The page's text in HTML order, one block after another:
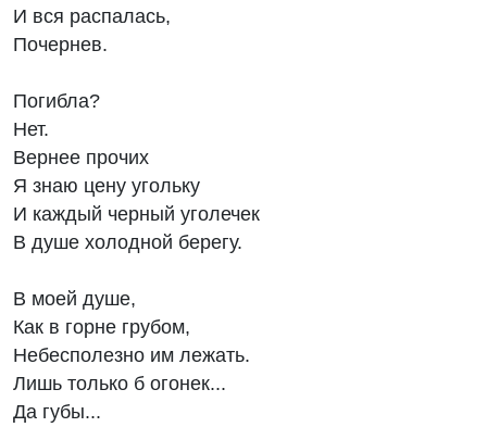
И вся распалась,
Почернев.
Погибла?
Нет.
Вернее прочих
Я знаю цену угольку
И каждый черный уголечек
В душе холодной берегу.
В моей душе,
Как в горне грубом,
Небесполезно им лежать.
Лишь только б огонек...
Да губы...